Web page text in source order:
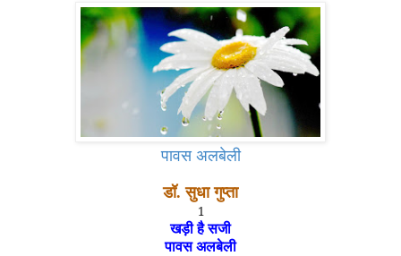
पावस अलबेली
डॉ. सुधा गुप्ता
1
खड़ी है सजी
पावस अलबेली